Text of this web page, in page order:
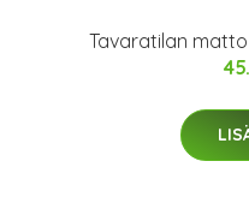
Tavaratilan matto